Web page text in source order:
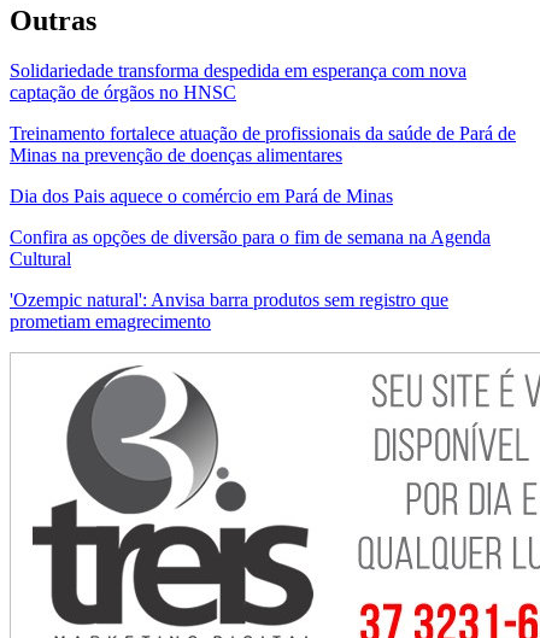
Outras
Solidariedade transforma despedida em esperança com nova
captação de órgãos no HNSC
Treinamento fortalece atuação de profissionais da saúde de Pará de
Minas na prevenção de doenças alimentares
Dia dos Pais aquece o comércio em Pará de Minas
Confira as opções de diversão para o fim de semana na Agenda
Cultural
'Ozempic natural': Anvisa barra produtos sem registro que
prometiam emagrecimento